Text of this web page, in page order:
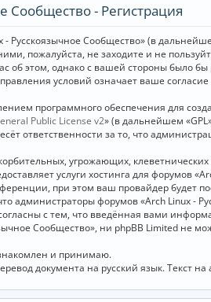
Сообщество - Регистрация
Русскоязычное Сообщество» (в
пожалуйста, не заходите и не
об этом, однако с вашей стороны было
условий означает ваше
программного обеспечения для
Public License v2» (в дальнейшем
ответственности за то, что
угрожающих,
услуги хостинга для форумов
при этом ваш провайдер будет
администраторы форумов «Arch Linux -
с тем, что введённая вами
Сообщество», ни phpBB Limited не
и принимаю.
документа на русский язык. Текст